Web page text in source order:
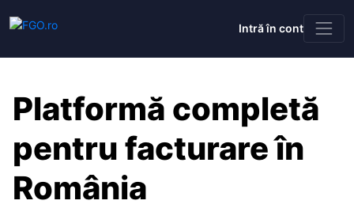
Intră în cont
Platformă completă
pentru facturare în
România